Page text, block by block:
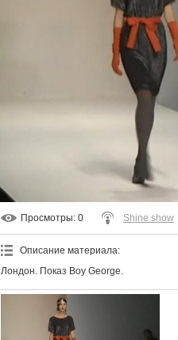
Просмотры: 0 Shine show
Описание материала:
Лондон. Показ Boy George.